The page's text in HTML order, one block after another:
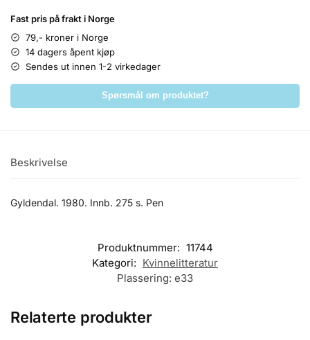
Fast pris på frakt i Norge
79,- kroner i Norge
14 dagers åpent kjøp
Sendes ut innen 1-2 virkedager
Spørsmål om produktet?
Beskrivelse
Gyldendal. 1980. Innb. 275 s. Pen
Produktnummer: 11744
Kategori: Kvinnelitteratur
Plassering: e33
Relaterte produkter